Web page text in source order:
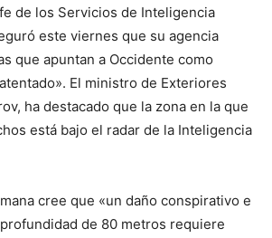
de los Servicios de Inteligencia
este viernes que su agencia
que apuntan a Occidente como
El ministro de Exteriores
ha destacado que la zona en la que
está bajo el radar de la Inteligencia
cree que «un daño conspirativo e
de 80 metros requiere